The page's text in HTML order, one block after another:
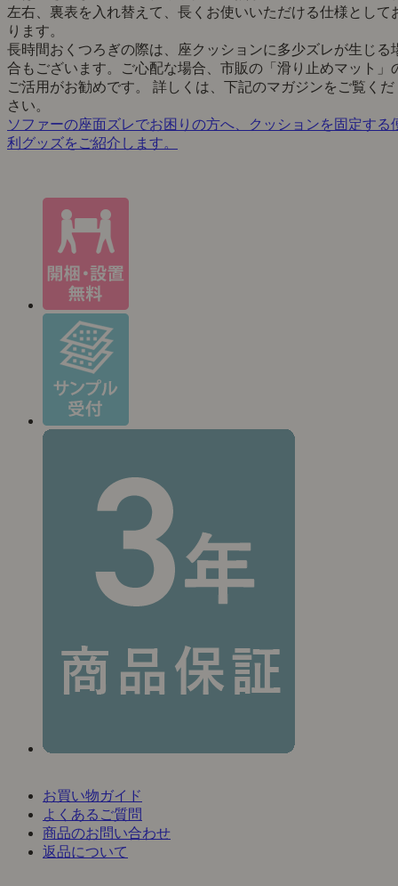
左右、裏表を入れ替えて、長くお使いいただける仕様として
ります。
長時間おくつろぎの際は、座クッションに多少ズレが生じる
合もございます。ご心配な場合、市販の「滑り止めマット」
ご活用がお勧めです。 詳しくは、下記のマガジンをご覧くだ
さい。
ソファーの座面ズレでお困りの方へ、クッションを固定する
利グッズをご紹介します。
お買い物ガイド
よくあるご質問
商品のお問い合わせ
返品について